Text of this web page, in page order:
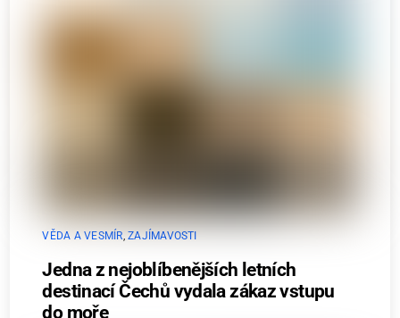
VĚDA A VESMÍR ,ZAJÍMAVOSTI
Jedna z nejoblíbenějších letních
destinací Čechů vydala zákaz vstupu
do moře